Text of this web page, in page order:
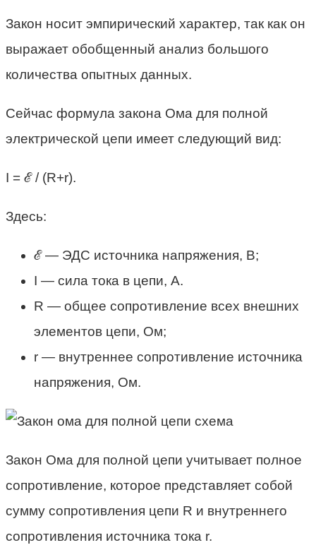
Закон носит эмпирический характер, так как он
выражает обобщенный анализ большого
количества опытных данных.
Сейчас формула закона Ома для полной
электрической цепи имеет следующий вид:
I = ℰ / (R+r).
Здесь:
ℰ — ЭДС источника напряжения, В;
I — сила тока в цепи, А.
R — общее сопротивление всех внешних
элементов цепи, Ом;
r — внутреннее сопротивление источника
напряжения, Ом.
Закон Ома для полной цепи учитывает полное
сопротивление, которое представляет собой
сумму сопротивления цепи R и внутреннего
сопротивления источника тока r.